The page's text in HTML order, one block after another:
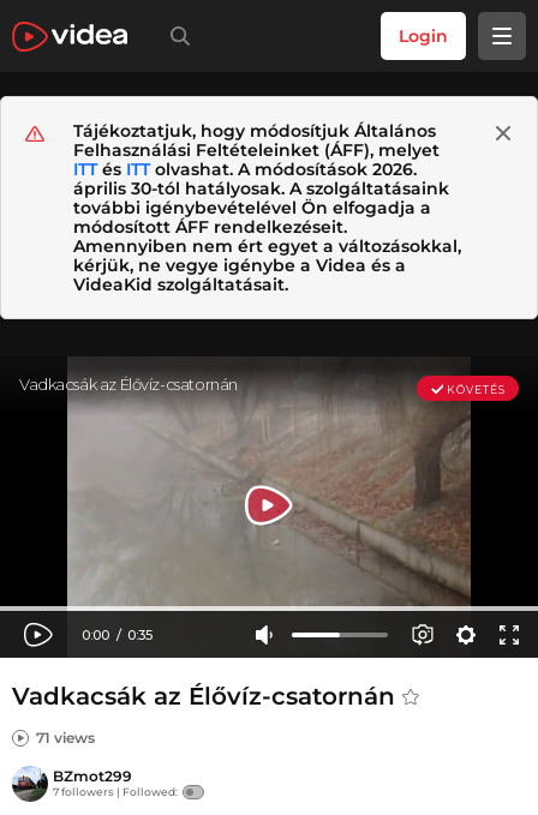
Login
Tájékoztatjuk, hogy módosítjuk Általános
Felhasználási Feltételeinket (ÁFF), melyet
ITTés ITTolvashat. A módosítások 2026.
április 30-tól hatályosak. A szolgáltatásaink
további igénybevételével Ön elfogadja a
módosított ÁFF rendelkezéseit.
Amennyiben nem ért egyet a változásokkal,
kérjük, ne vegye igénybe a Videa és a
VideaKid szolgáltatásait.
Vadkacsák az Élővíz-csatornán
71 views
BZmot299
7 followers | Followed: